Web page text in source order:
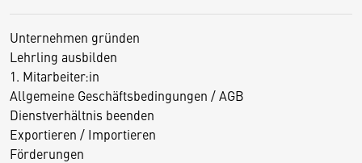
Unternehmen gründen
Lehrling ausbilden
1. Mitarbeiter:in
Allgemeine Geschäftsbedingungen / AGB
Dienstverhältnis beenden
Exportieren / Importieren
Förderungen